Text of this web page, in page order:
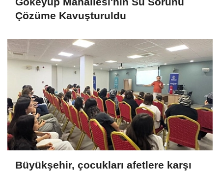
Çözüme Kavuşturuldu
Büyükşehir, çocukları afetlere karşı